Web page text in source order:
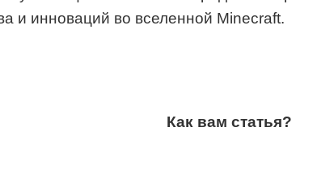
и инноваций во вселенной Minecraft.
Как вам статья?